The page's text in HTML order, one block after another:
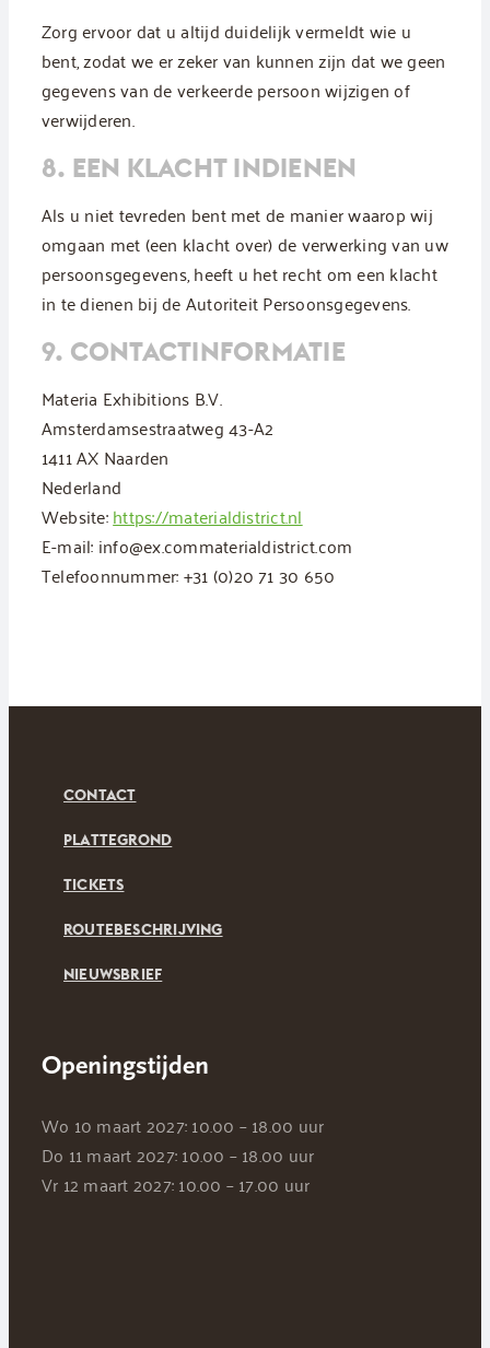
Zorg ervoor dat u altijd duidelijk vermeldt wie u
bent, zodat we er zeker van kunnen zijn dat we geen
gegevens van de verkeerde persoon wijzigen of
verwijderen.
8. EEN KLACHT INDIENEN
Als u niet tevreden bent met de manier waarop wij
omgaan met (een klacht over) de verwerking van uw
persoonsgegevens, heeft u het recht om een klacht
in te dienen bij de Autoriteit Persoonsgegevens.
9. CONTACTINFORMATIE
Materia Exhibitions B.V.
Amsterdamsestraatweg 43-A2
1411 AX Naarden
Nederland
Website:https://materialdistrict.nl
E-mail: info@ex.commaterialdistrict.com
Telefoonnummer: +31 (0)20 71 30 650
CONTACT
PLATTEGROND
TICKETS
ROUTEBESCHRIJVING
NIEUWSBRIEF
Openingstijden
Wo 10 maart 2027: 10.00 – 18.00 uur
Do 11 maart 2027: 10.00 – 18.00 uur
Vr 12 maart 2027: 10.00 – 17.00 uur